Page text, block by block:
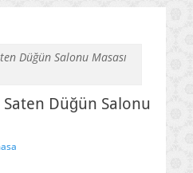
Düğün Salonu Masası
Düğün Salonu